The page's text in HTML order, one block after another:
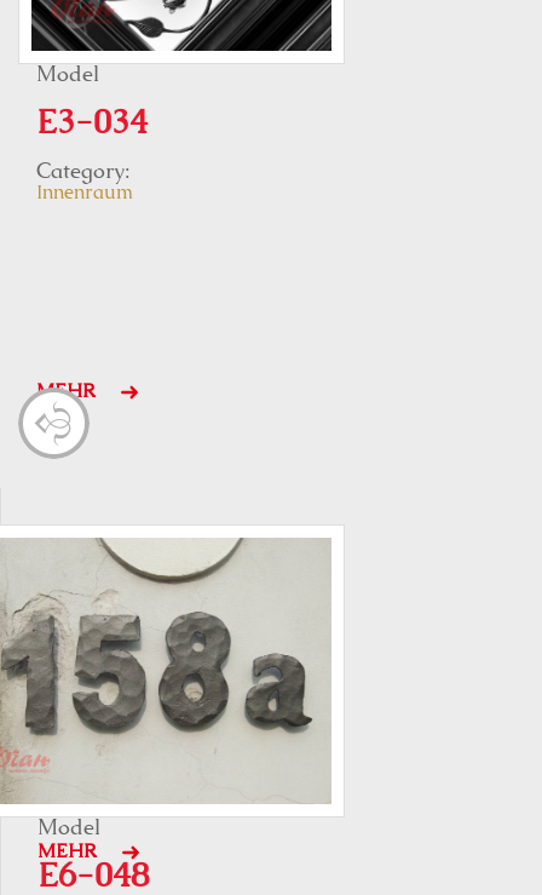
Model
E3-034
Category:
Innenraum
MEHR
Model
E6-048
MEHR